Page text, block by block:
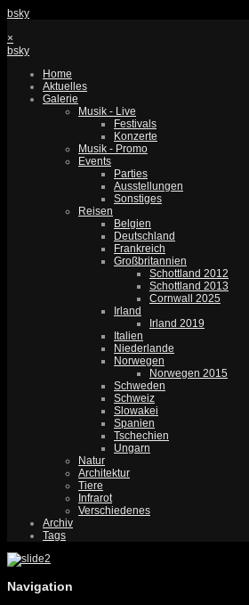
bsky
×
bsky
Home
Aktuelles
Galerie
Musik - Live
Festivals
Konzerte
Musik - Promo
Events
Parties
Ausstellungen
Sonstiges
Reisen
Belgien
Deutschland
Frankreich
Großbritannien
Schottland 2012
Schottland 2013
Cornwall 2025
Irland
Irland 2019
Italien
Niederlande
Norwegen
Norwegen 2015
Schweden
Schweiz
Slowakei
Spanien
Tschechien
Ungarn
Natur
Architektur
Tiere
Infrarot
Verschiedenes
Archiv
Tags
Navigation